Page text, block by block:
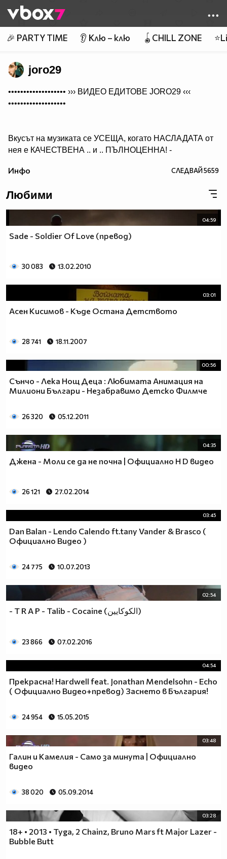
👾
🎉 PARTY TIME 👂 Клю – клю 🪀CHILL ZONE
joro29
••••••••••••••••••• ››› ВИДЕО ЕДИТОВЕ JORO29 ‹‹‹
•••••••••••••••••••
Вкусът на музиката се УСЕЩА, когато НАСЛАДАТА от
нея е КАЧЕСТВЕНА .. и .. ПЪЛНОЦЕННА! -
( ако желаеш да получиш нещо, което ще слушаш с
Инфо СЛЕДВАЙ5659
Любими
04:59
Sade - Soldier Of Love (превод)
30 083 13.02.2010
03:01
Асен Кисимов - Къде Остана Детството
28 741 18.11.2007
00:56
Сънчо - Лека Нощ Деца : Любимата Анимация на
Милиони Българи - Незабравимо Детско Филмче
26 320 05.12.2011
04:35
Джена - Моли се да не почна | Официално H D видео
26 121 27.02.2014
03:45
Dan Balan - Lendo Calendo ft.tany Vander & Brasco (
Официално Видео )
24 775 10.07.2013
02:54
- T R A P - Talib - Cocaine (الكوكايين)
23 866 07.02.2016
04:54
Прекрасна! Hardwell feat. Jonathan Mendelsohn - Echo
( Официално Видео+превод) Заснето в България!
24 954 15.05.2015
03:48
Галин и Камелия - Само за минута | Официално
видео
38 020 05.09.2014
03:28
18+ • 2013 • Tyga, 2 Chainz, Bruno Mars ft Major Lazer -
Bubble Butt